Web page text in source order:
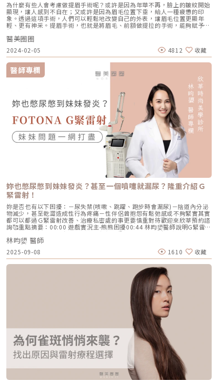
為什麼有些人會考慮做提眉手術呢？或許是因為年華不再，臉上的皺紋開始
顯現，讓人感到不自在；又或許是因為眉毛位置下垂，給人一種疲憊的印
象。透過這項手術，人們可以輕鬆地改變自己的外表，讓眉毛位置更顯年
輕、更有神采。提眉手術，也就是將眉毛、前額做提拉的手術，能夠賦予臉
部外觀更年輕、緊緻。然而，實現理想的手術效果不僅僅取決於醫師的技
術，還需要患者在手術後能嚴格遵守醫師囑咐的事項。這段關鍵期不僅關係
到手術結果的最終呈現，更直接影響整體恢復過程是否順利。小編將探討提
眉手術的恢復期、術前術後須知、疤痕照護，以利讀者更清晰了解提眉手
術。提眉手術前須知事項 蟹足腫或容易形成肥厚疤痕體質的患者應主動告
知醫師。 使用抗凝血藥劑成分藥物的患者應告知醫師，包括定期服用的藥
物。 術前應戒煙戒酒：建議提前停止吸菸和飲酒，尼古丁和酒精會對術後
傷口癒合造成不利影響。 術前避免攝取維生素E、活血性中藥、阿斯匹靈：
以預防術後出血，減輕術後腫脹。 如需全身麻醉，術前8小時內不得進食，
以降低手術麻醉期間患者發生胃食道逆流的風險。 術前去除指甲油：如有
水晶指甲或塗抹指甲油，前一天必須卸除，以確保術中麻醉血氧值的正確測
量。 術前需取下所有飾品：含活動假牙、隱形眼鏡、手錶、戒指、耳環
等，以避免手術中的導電危險。 手術當天不得化妝：有利於觀察手術中是
否有出血情況。 女性應避免在經期、孕期、哺乳期進行手術。提眉手術術
後留意事項 術後的瘀青或腫脹會因每個人體質差異而有不同程度的表現。
通常在一週內會逐漸減輕，使得手術恢復期相對短暫。 術後疤痕的形成，
除了會因為醫師技術和體質差異的影響外，後期的傷口護理也是關鍵之一。
建議使用去疤產品能夠有效淡化疤痕。 注意保持傷口的清潔和妥善照顧，
以預防感染或傷口癒合困難。 睡覺時可使用枕頭來提高頭部，能防止血液
回流引起腫脹。 出門時可上底妝，戴太陽眼鏡以遮擋傷口，但動作要輕
柔，防止拉扯到傷口。 由於傷口位置在眼部周圍，應避免做讓眼壓過高的
活動，例如哭泣或長時間用眼。 傷口保持乾爽清潔，擦拭時使用消毒過的
棉花棒或無菌棉枝，避免細菌感染。 如果有蟹足腫或傷口癒合困難的情
況，應在術前告知醫師。 術後3天可透過冰敷以減緩腫脹和痛感，第4天後
可改用溫熱敷。提眉手術恢復期一般來說，約10天內即可感受到消腫減退，
而眼部周圍可能出現的瘀青，會視個人體質而有所不同，通常會在2週內逐
漸消退。在手術後的3至4天左右，傷口可能會有較明顯的腫脹，這時建議進
行局部冰敷並多加休息。之後腫脹將會迅速減退，而傷口需遵從醫師囑咐換
藥。到了手術後的1週，患者需前往診所回診，以觀察傷口的恢復情況。提
眉手術後疤痕的復原解析提眉手術通常會移除多餘的眼皮組織，並進行層層
縫合。大多數患者最關心的是手術後形成的疤痕。提眉手術後的疤痕演變如
下： 術後1至2週，初期癒合的傷口會呈現紅色，未來疤痕顏色會逐漸變
淡。 約1個月左右，疤痕已經淡化，除非仔細觀察，否則不容易察覺。 由於
每個人體質差異，有部分人可能在術後暫時出現疤痕變黑的現象，通常需要
1到3個月的時間來調整。提眉手術後疤痕如何護理？傷口完全癒合後，可以
使用一般的眼霜或其他臉部保養品進行護理。對於積極保養的人，可以考慮
搭配使用除疤藥膏。在疤痕完全淡化之前，建議使用眉筆來化妝，以達到遮
掩的效果。一旦疤痕穩定，對於眉毛稀疏或對疤痕很在意的人，也可以考慮
利用眉毛紋繡等方式進行修飾。延伸閱讀：「靚眉」不是夢！掌握提眉手術
費用與眉毛下垂的各種成因★溫馨提醒★小編要提醒大家，醫療並非單純的
商業交易，所有的療程都伴隨著風險。因此，作為消費者應該謹慎選擇合適
醫美圈圈
2024-02-05 4812 收藏
醫師專欄
妳也憋尿憋到妹妹發炎？甚至一個噴嚏就漏尿？隆重介紹Ｇ
緊雷射！
妳是否也有以下困擾：－尿失禁(咳嗽、跳躍、跑步時會漏尿)－陰道內分泌
物減少，甚至乾澀造成性行為疼痛－性伴侶曾抱怨有鬆弛感或不夠緊實其實
都可以都過Ｇ緊雷射改善、治療私密處的事更要慎重對待歡迎來欣莘預約諮
詢🥰重點摘要：00:00 遊戲實況主-熊熊困擾00:44 林昀嬃醫師說明G緊雷射
的特色01:07 熊熊分享G緊雷射的真實感受01:31 熊熊分享術後2週心得💻
📱✉️看完後有興趣的，速洽小編詢問 ⬇️真人諮詢｜
https://lin.ee/DOX0Qme官網資訊｜https://www.newstardr.com/臉書
粉專｜https://www.facebook.com/newstardrIG看案例｜
https://www.instagram.com/newstar.fashion.beauty/緊緻抗老 林昀嬃
醫師 醫美微整型FB粉專｜
https://www.facebook.com/deargracegrace❄️緊緻抗老｜林昀嬃醫師｜
微整型女醫IG｜https://www.instagram.com/deargrace_aesthetic/免
付費諮詢專線：0800-267-518-欣莘時尚美學診所🚩台北市中山區長安東路
二段63號2樓捷運松江南京站4號出口（步行約5分鐘）🚩台北市大安區忠孝
東路四段54號2樓捷運忠孝復興站3號出口(步行約30秒)-▸▸歡迎合作洽談：
info@newstardr.com◂◂🔹圖片案例為本診所治療並簽署授權書同意曝光🔹
任何治療效果皆因人而異，須由醫師當面與您溝通並進行評估
林昀嬃 醫師
2025-09-08 1610 收藏